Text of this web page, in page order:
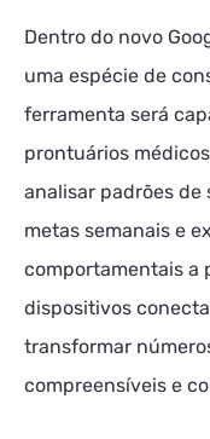
Dentro do novo
uma espécie de
ferramenta será
prontuários
analisar padrões de
metas semanais e
comportamentais a
dispositivos
transformar
compreensíveis e